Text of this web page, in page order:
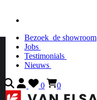
Bezoek de showroom
Jobs
Testimonials
Nieuws
0 0